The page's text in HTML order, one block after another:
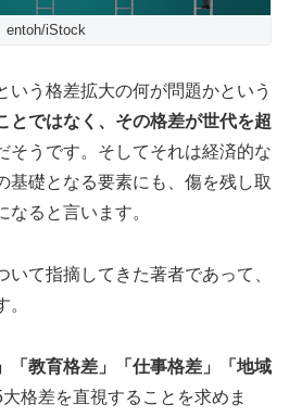
entoh/iStock
いう格差拡大の何が問題かという
とではなく、その格差が世代を超
そうです。そしてそれは経済的な
基礎となる要素にも、傷を残し取
なると言います。
いて指摘してきた著者であって、
「教育格差」「仕事格差」「地域
格差を直視することを求めま